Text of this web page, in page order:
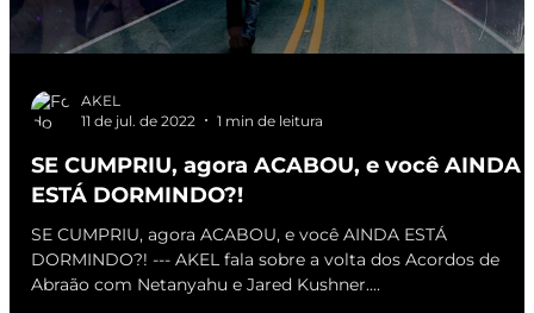
AKEL
11 de jul. de 2022
1 min de leitura
SE CUMPRIU, agora ACABOU, e você AINDA
ESTÁ DORMINDO?!
SE CUMPRIU, agora ACABOU, e você AINDA ESTÁ
DORMINDO?! --- AKEL fala sobre a volta dos Acordos de
Abraão com Netanyahu e Jared Kushner....